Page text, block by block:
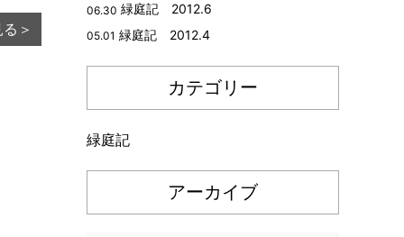
＞
06.30 緑庭記 2012.6
05.01 緑庭記 2012.4
カテゴリー
緑庭記
アーカイブ